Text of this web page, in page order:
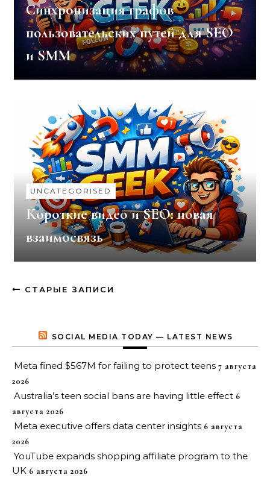
Синхронизация графов
пользовательских путей для SEO
и SMM
UNCATEGORISED
Короткие видео и SEO: новая
взаимосвязь
СТАРЫЕ ЗАПИСИ
SOCIAL MEDIA TODAY — LATEST NEWS
Meta fined $567M for failing to protect teens 7 августа
2026
Australia’s teen social bans are having little effect 6
августа 2026
Meta executive offers data center insights 6 августа
2026
YouTube expands shopping affiliate program to the
UK 6 августа 2026